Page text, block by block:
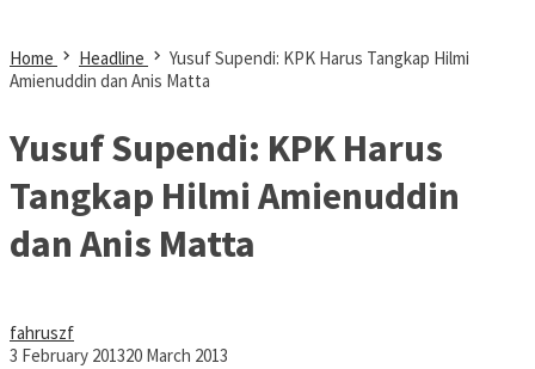
Home Headline
Yusuf Supendi: KPK Harus Tangkap Hilmi
Amienuddin dan Anis Matta
Yusuf Supendi: KPK Harus
Tangkap Hilmi Amienuddin
dan Anis Matta
fahruszf
3 February 201320 March 2013